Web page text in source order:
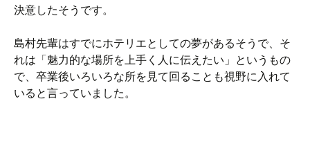
決意したそうです。
島村先輩はすでにホテリエとしての夢があるそうで、そ
れは「魅力的な場所を上手く人に伝えたい」というもの
で、卒業後いろいろな所を見て回ることも視野に入れて
いると言っていました。